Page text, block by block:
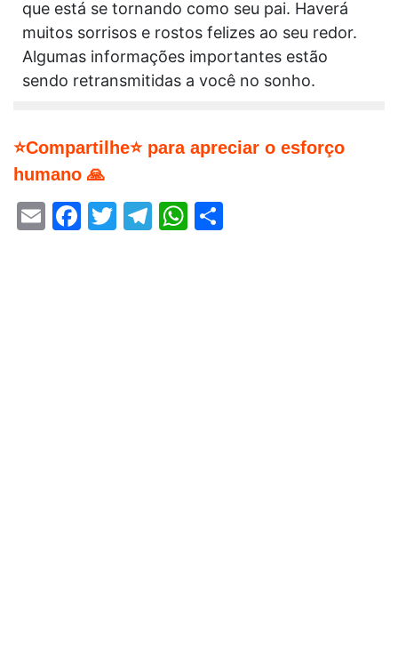
que está se tornando como seu pai. Haverá
muitos sorrisos e rostos felizes ao seu redor.
Algumas informações importantes estão
sendo retransmitidas a você no sonho.
⭐Compartilhe⭐ para apreciar o esforço
humano 🙏
EmailFacebook
Twitter
Telegram
WhatsApp